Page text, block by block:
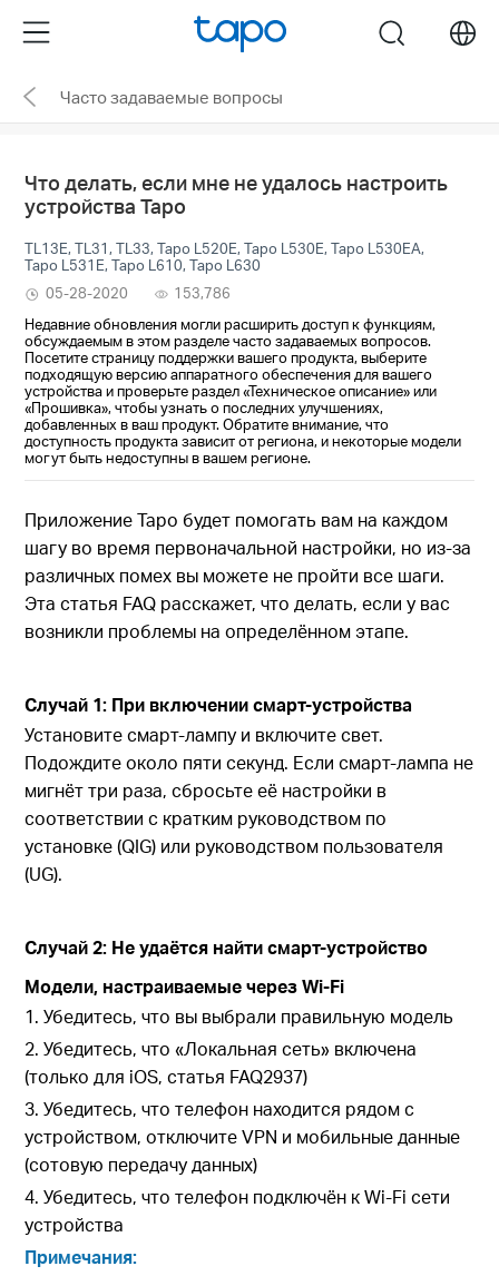
the
navigation
Menu search
Часто задаваемые вопросы
Что делать, если мне не удалось настроить
устройства Tapo
TL13E, TL31, TL33, Tapo L520E, Tapo L530E, Tapo L530EA,
Tapo L531E, Tapo L610, Tapo L630
05-28-2020
153,786
Недавние обновления могли расширить доступ к функциям,
обсуждаемым в этом разделе часто задаваемых вопросов.
Посетите страницу поддержки вашего продукта, выберите
подходящую версию аппаратного обеспечения для вашего
устройства и проверьте раздел «Техническое описание» или
«Прошивка», чтобы узнать о последних улучшениях,
добавленных в ваш продукт. Обратите внимание, что
доступность продукта зависит от региона, и некоторые модели
могут быть недоступны в вашем регионе.
Приложение Tapo будет помогать вам на каждом
шагу во время первоначальной настройки, но из-за
различных помех вы можете не пройти все шаги.
Эта статья FAQ расскажет, что делать, если у вас
возникли проблемы на определённом этапе.
Случай 1: При включении смарт-устройства
Установите смарт-лампу и включите свет.
Подождите около пяти секунд. Если смарт-лампа не
мигнёт три раза, сбросьте её настройки в
соответствии с кратким руководством по
установке (QIG) или руководством пользователя
(UG).
Случай 2: Не удаётся найти смарт-устройство
Модели, настраиваемые через Wi-Fi
1. Убедитесь, что вы выбрали правильную модель
2. Убедитесь, что «Локальная сеть» включена
(только для iOS, статья FAQ2937)
3. Убедитесь, что телефон находится рядом с
устройством, отключите VPN и мобильные данные
(сотовую передачу данных)
4. Убедитесь, что телефон подключён к Wi-Fi сети
устройства
Примечания: